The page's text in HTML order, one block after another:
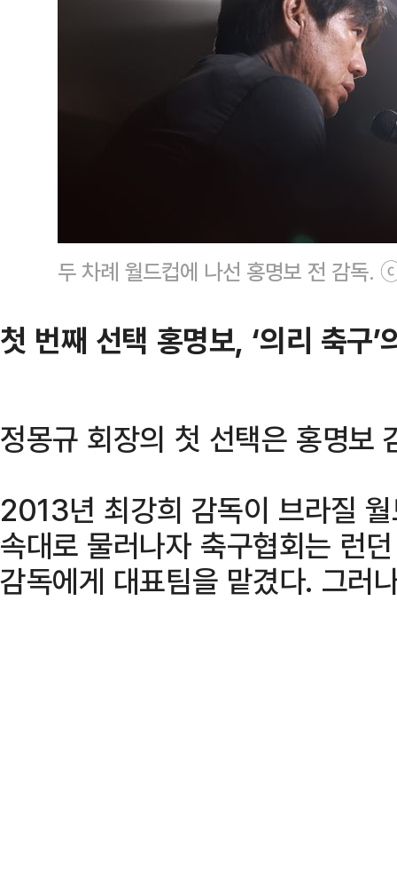
두 차례 월드컵에 나선 홍명보 전 감독.
첫 번째 선택 홍명보, ‘의리 축구’
정몽규 회장의 첫 선택은 홍명보
2013년 최강희 감독이 브라질
속대로 물러나자 축구협회는 런
감독에게 대표팀을 맡겼다. 그러